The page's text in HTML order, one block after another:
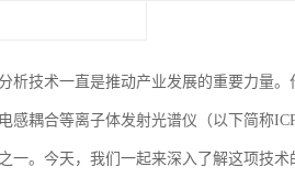
析技术一直是推动产业发展的重要力量
感耦合等离子体发射光谱仪（以下简称
一。今天，我们一起来深入了解这项技